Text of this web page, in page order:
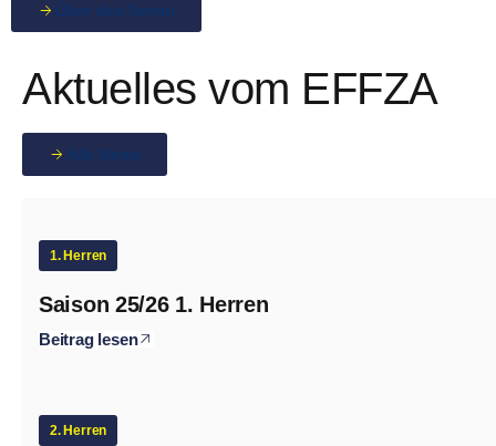
Über den Verein
Aktuelles vom EFFZA
Alle News
1. Herren
Saison 25/26 1. Herren
Beitrag lesen
2. Herren